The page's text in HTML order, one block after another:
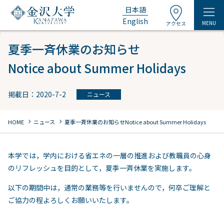
日本語
English
アクセス MENU
夏季一斉休業のお知らせ
Notice about Summer Holidays
掲載日：2020-7-2 ニュース
HOME chevron_right ニュース chevron_right 夏季一斉休業のお知らせNotice about Summer Holidays
本学では，学内における省エネの一層の推進および教職員の心身
のリフレッシュを目的として，夏季一斉休業を実施します。
以下の期間中は，通常の業務等を行いませんので，何卒ご理解と
ご協力の程よろしくお願いいたします。